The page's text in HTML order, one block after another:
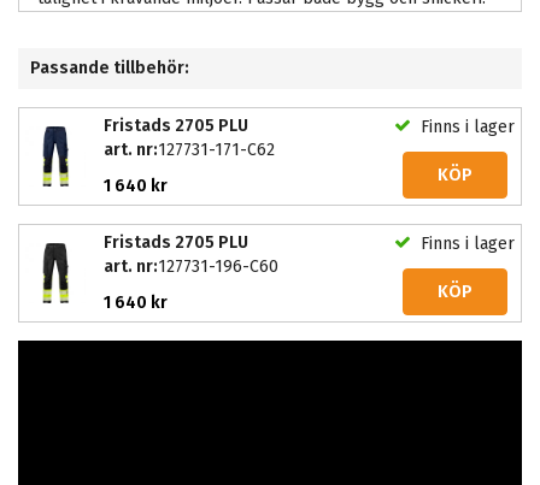
Passande tillbehör:
Fristads 2705 PLU
art. nr:127731-171-C62
1 640 kr
Finns i lager
KÖP
Fristads 2705 PLU
art. nr:127731-196-C60
1 640 kr
Finns i lager
KÖP